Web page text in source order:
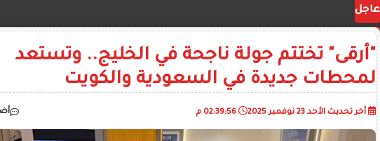
عاجل
"أرقى" تختتم جولة ناجحة في الخليج.. وتستعد
لمحطات جديدة في السعودية والكويت
أخر تحديث الأحد 23 نوفمبر 2025